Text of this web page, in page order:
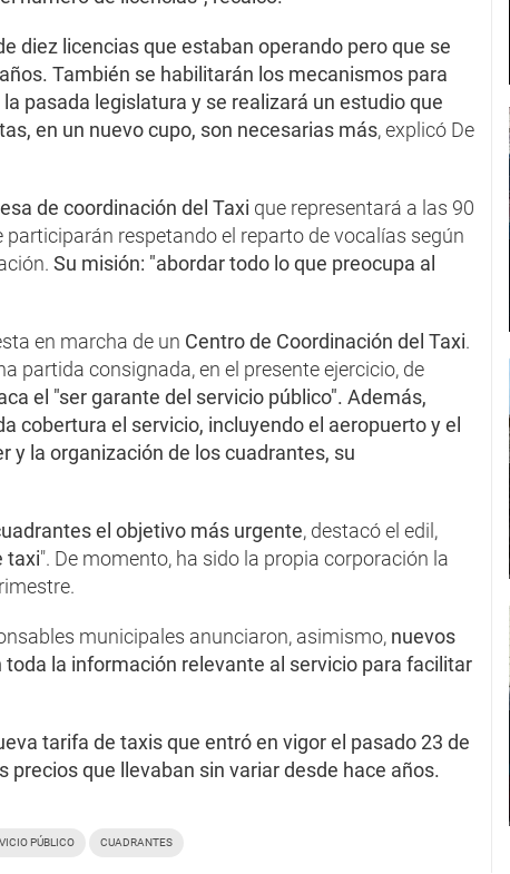
diez licencias que estaban operando pero que se
También se habilitarán los mecanismos para
pasada legislatura y se realizará un estudio que
en un nuevo cupo, son necesarias más, explicó De
de coordinación del Taxi que representará a las 90
participarán respetando el reparto de vocalías según
Su misión: "abordar todo lo que preocupa al
en marcha de un Centro de Coordinación del Taxi.
partida consignada, en el presente ejercicio, de
el "ser garante del servicio público". Además,
cobertura el servicio, incluyendo el aeropuerto y el
y la organización de los cuadrantes, su
el objetivo más urgente, destacó el edil,
taxi". De momento, ha sido la propia corporación la
municipales anunciaron, asimismo, nuevos
la información relevante al servicio para facilitar
tarifa de taxis que entró en vigor el pasado 23 de
que llevaban sin variar desde hace años.
PÚBLICO CUADRANTES